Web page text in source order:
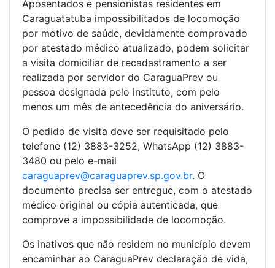
Aposentados e pensionistas residentes em
Caraguatatuba impossibilitados de locomoção
por motivo de saúde, devidamente comprovado
por atestado médico atualizado, podem solicitar
a visita domiciliar de recadastramento a ser
realizada por servidor do CaraguaPrev ou
pessoa designada pelo instituto, com pelo
menos um mês de antecedência do aniversário.
O pedido de visita deve ser requisitado pelo
telefone (12) 3883-3252, WhatsApp (12) 3883-
3480 ou pelo e-mail
caraguaprev@caraguaprev.sp.gov.br. O
documento precisa ser entregue, com o atestado
médico original ou cópia autenticada, que
comprove a impossibilidade de locomoção.
Os inativos que não residem no município devem
encaminhar ao CaraguaPrev declaração de vida,